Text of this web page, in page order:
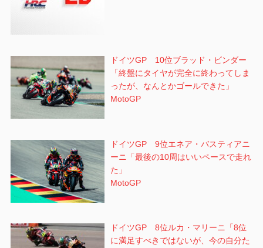
ドイツGP 10位ブラッド・ビンダー
「終盤にタイヤが完全に終わってしま
ったが、なんとかゴールできた」
MotoGP
ドイツGP 9位エネア・バスティアニ
ーニ「最後の10周はいいペースで走れ
た」
MotoGP
ドイツGP 8位ルカ・マリーニ「8位
に満足すべきではないが、今の自分た